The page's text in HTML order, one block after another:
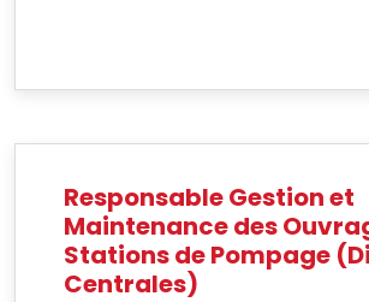
Responsable Gestion et
Maintenance des
Stations de Pompage
Centrales)